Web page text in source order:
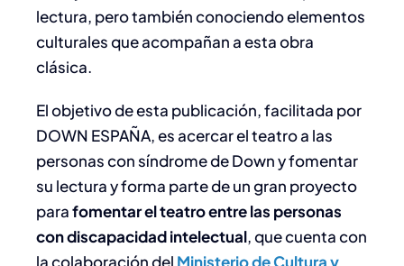
lectura, pero también conociendo elementos
culturales que acompañan a esta obra
clásica.
El objetivo de esta publicación, facilitada por
DOWN ESPAÑA, es acercar el teatro a las
personas con síndrome de Down y fomentar
su lectura y forma parte de un gran proyecto
parafomentar el teatro entre las personas
con discapacidad intelectual, que cuenta con
la colaboración del Ministerio de Cultura y